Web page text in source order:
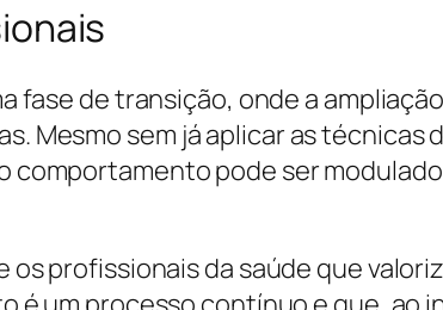
fase de transição, onde a
Mesmo sem já aplicar as técnicas
comportamento pode ser
profissionais da saúde que